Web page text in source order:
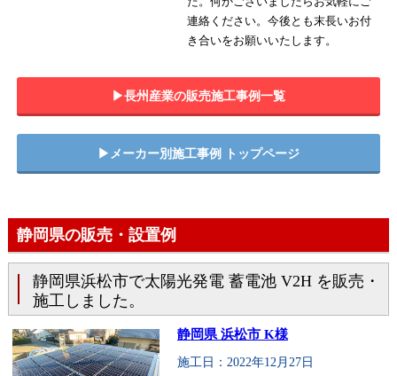
連絡ください。今後とも末長いお付
き合いをお願いいたします。
▶︎長州産業の販売施工事例一覧
▶︎メーカー別施工事例 トップページ
静岡県の販売・設置例
静岡県浜松市で太陽光発電 蓄電池 V2H を販売・
施工しました。
静岡県 浜松市 K様
施工日：2022年12月27日